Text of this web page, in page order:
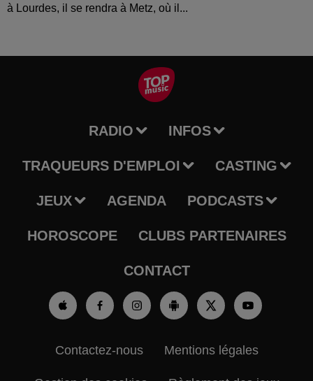
à Lourdes, il se rendra à Metz, où il...
RADIO INFOS
TRAQUEURS D'EMPLOI CASTING
JEUX AGENDA PODCASTS
HOROSCOPE CLUBS PARTENAIRES
CONTACT
Contactez-nous Mentions légales